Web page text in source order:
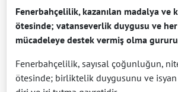
Fenerbahçelilik, kazanılan madalya ve
ötesinde; vatanseverlik duygusu ve
mücadeleye destek vermiş olma
Fenerbahçelilik, sayısal çoğunluğun,
ötesinde; birliktelik duygusunu ve